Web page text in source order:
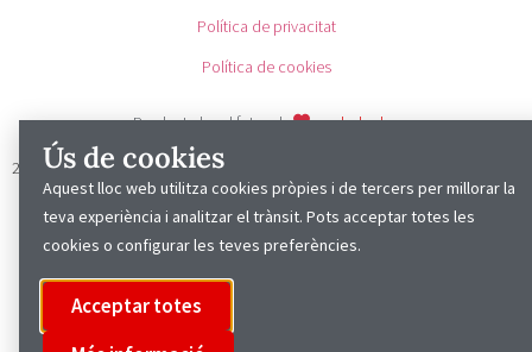
Política de privacitat
Política de cookies
Producte local fet amb perbcle.dev
2025 © Cap Vermell
Ús de cookies
Aquest lloc web utilitza cookies pròpies i de tercers per millorar la
teva experiència i analitzar el trànsit. Pots acceptar totes les
cookies o configurar les teves preferències.
Acceptar totes